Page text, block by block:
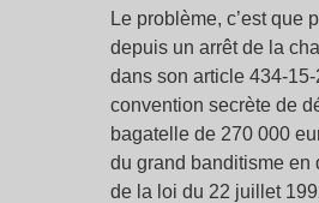
Le problème, c’est que
depuis un arrêt de la
dans son article 434-
convention secrète de
bagatelle de 270 000
du grand banditisme en
de la loi du 22 juillet